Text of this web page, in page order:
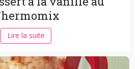
Lire la suite